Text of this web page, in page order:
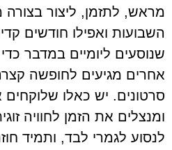
מראש, לתזמן, ליצור בצורה
השבועות ואפילו חודשים
שנוסעים ליומיים במדבר
אחרים מגיעים לחופשה
סרטונים. יש כאלו שלוקחים
ומנצלים את הזמן לחוויה
לנסוע לגמרי לבד, ותמיד